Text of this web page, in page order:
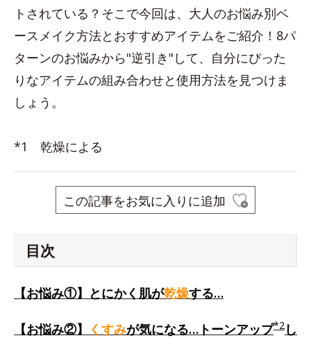
トされている？そこで今回は、大人のお悩み別ベ
ースメイク方法とおすすめアイテムをご紹介！8パ
ターンのお悩みから"逆引き"して、自分にぴった
りなアイテムの組み合わせと使用方法を見つけま
しょう。
*1 乾燥による
この記事をお気に入りに追加
目次
【お悩み①】とにかく肌が乾燥する…
【お悩み②】 くすみが気になる…トーンアップ*2 し